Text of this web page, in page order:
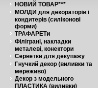
НОВИЙ ТОВАР***
МОЛДИ для декораторів і
кондитерів (силіконові
форми)
ТРАФАРЕТи
Філіграні, накладки
металеві, конектори
Серветки для декупажу
Гнучкий декор (виливки та
мереживо)
Декор з модельного
ПЛАСТИКА (виливки)